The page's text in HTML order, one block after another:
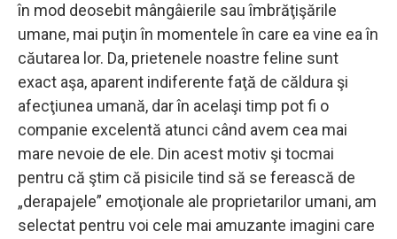
în mod deosebit mângâierile sau îmbrăţişările
umane, mai puţin în momentele în care ea vine ea în
căutarea lor. Da, prietenele noastre feline sunt
exact aşa, aparent indiferente faţă de căldura şi
afecţiunea umană, dar în acelaşi timp pot fi o
companie excelentă atunci când avem cea mai
mare nevoie de ele. Din acest motiv şi tocmai
pentru că ştim că pisicile tind să se ferească de
„derapajele” emoţionale ale proprietarilor umani, am
selectat pentru voi cele mai amuzante imagini care